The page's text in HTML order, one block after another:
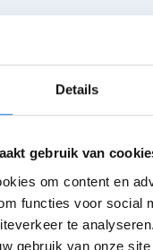
Details
gebruik van
om content en
functies voor social
te
gebruik van onze
de politiek in
gaan andere
stemmen?